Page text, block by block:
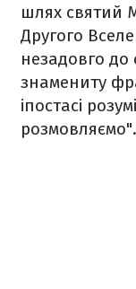
шлях святий
Другого
незадовго до
знамениту
іпостасі
розмовляємо".